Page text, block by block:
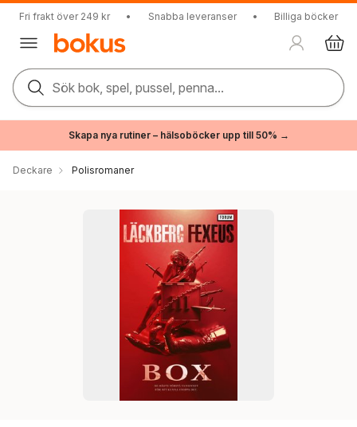
Fri frakt över 249 kr • Snabba leveranser • Billiga böcker
Sök bok, spel, pussel, penna...
Skapa nya rutiner – hälsoböcker upp till 50% →
Deckare Polisromaner